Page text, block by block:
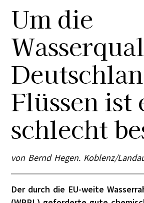
Um die
Flüssen ist
schlecht
von Bernd Hegen. Koblenz/
Der durch die EU-weite